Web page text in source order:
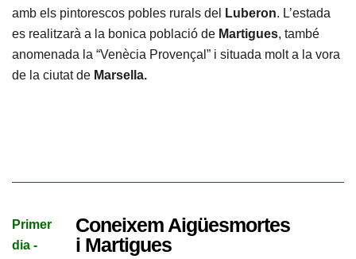
amb els pintorescos pobles rurals del
Luberon. L’estada
es realitzarà a la bonica població de Martigues, també
anomenada la “Venècia Provençal” i situada molt a la vora
de la ciutat de Marsella.
Primer
dia -
Coneixem Aigüesmortes
i Martigues